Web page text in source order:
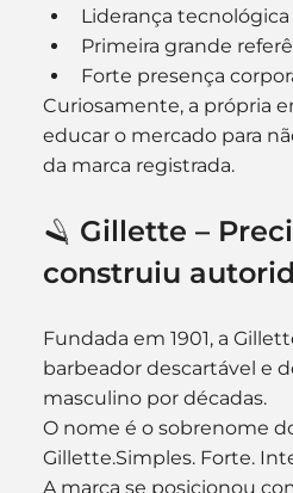
Liderança tecnológica
Primeira grande
Forte presença
Curiosamente, a própria
educar o mercado para
da marca registrada.
🪒 Gillette –
construiu
Fundada em 1901, a
barbeador descartável e
masculino por décadas.
O nome é o sobrenome
Gillette.Simples. Forte.
A marca se posicionou